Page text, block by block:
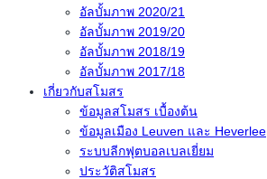
อัลบั้มภาพ 2020/21
อัลบั้มภาพ 2019/20
อัลบั้มภาพ 2018/19
อัลบั้มภาพ 2017/18
เกี่ยวกับสโมสร
ข้อมูลสโมสร เบื้องต้น
ข้อมูลเมือง Leuven และ Heverlee
ระบบลีกฟุตบอลเบลเยี่ยม
ประวัติสโมสร